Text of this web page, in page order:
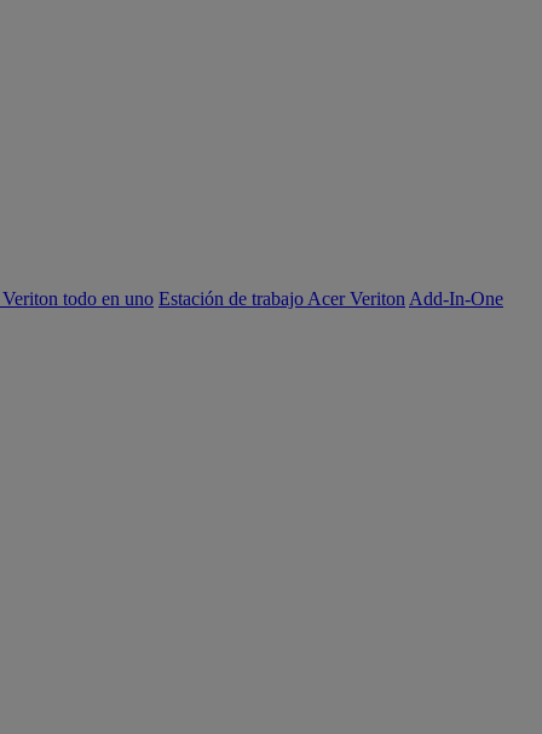
todo en uno Estación de trabajo Acer Veriton Add-In-One